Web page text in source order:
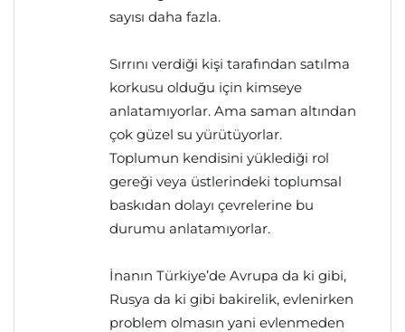
sayısı daha fazla.
Sırrını verdiği kişi tarafından satılma
korkusu olduğu için kimseye
anlatamıyorlar. Ama saman altından
çok güzel su yürütüyorlar.
Toplumun kendisini yüklediği rol
gereği veya üstlerindeki toplumsal
baskıdan dolayı çevrelerine bu
durumu anlatamıyorlar.
İnanın Türkiye’de Avrupa da ki gibi,
Rusya da ki gibi bakirelik, evlenirken
problem olmasın yani evlenmeden